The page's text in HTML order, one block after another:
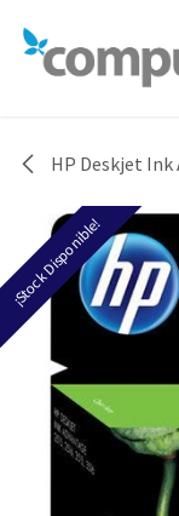
HP Deskjet Ink
¡Stock Disponible!